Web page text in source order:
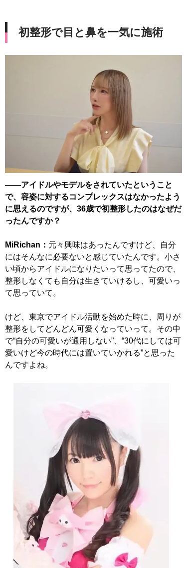
初整形で目と鼻を一気に施術
――アイドルやモデルをされていたということ
で、容姿に対するコンプレックスはなかったよう
に思えるのですが、36歳で初整形したのはなぜだ
ったんですか？
MiRichan： 元々興味はあったんですけど、自分
にはそんなに必要ないと感じていたんです。小さ
い頃からアイドルになりたいって思ってたので、
整形しなくても自分は生きていけるし、可愛いっ
て思っていて。
けど、東京でアイドル活動を始めた時に、周りが
整形をしてどんどん可愛くなっていって。その中
で“自分の可愛いが通用しない”、“30代にしては可
愛いけど今の時代には置いていかれる”と思った
んですよね。